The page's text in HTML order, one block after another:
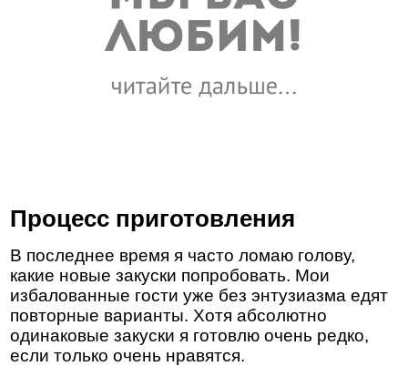
Процесс приготовления
В последнее время я часто ломаю голову,
какие новые закуски попробовать. Мои
избалованные гости уже без энтузиазма едят
повторные варианты. Хотя абсолютно
одинаковые закуски я готовлю очень редко,
если только очень нравятся.